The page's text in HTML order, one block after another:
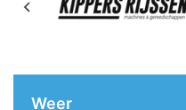
Weer